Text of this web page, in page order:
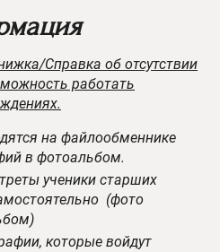
Справка об отсутствии
работать
на файлообменнике
в фотоальбом.
ученики старших
(фото
которые войдут